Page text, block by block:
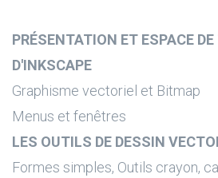
PRÉSENTATION ET ESPACE
D'INKSCAPE
Graphisme vectoriel et Bitmap
Menus et fenêtres
LES OUTILS DE DESSIN
Formes simples, Outils crayon,